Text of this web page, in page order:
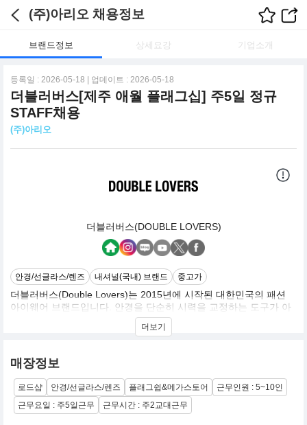
(주)아리오 채용정보
브랜드정보 상세요강 기업소개
등록일 : 2026-05-18 | 업데이트 : 2026-05-18
더블러버스[제주 애월 플래그십] 주5일 정규
STAFF채용
(주)아리오
더블러버스(DOUBLE LOVERS)
안경/선글라스/렌즈 내셔널(국내) 브랜드 중고가
더블러버스(Double Lovers)는 2015년에 시작된 대한민국의 패션
아이웨어 브랜드입니다. 안경을 단순히 시력을 교정하는 도구가 아
닌, 개인의 스타일과 개성을 표현하는 라이프스타일 아이템으로 정
의하며 독창적인 행보를 보여주고 있습니다.
브랜드 컨셉 및 가치
사랑과 시선의 이중성: 브랜드 네임인 더블러버스는 사랑을 시각화
하는 도구로서의 아이웨어를 지향하며, 실험적이고 과감한 디자인
을 선보입니다.
더보기
매장정보
로드샵 안경/선글라스/렌즈 플래그쉽&메가스토어
근무인원 : 5~10인
근무요일 : 주5일근무
근무시간 : 주2교대근무